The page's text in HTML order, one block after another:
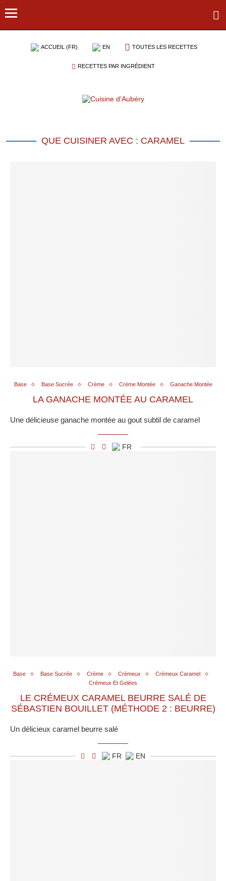
ACCUEIL (FR) EN TOUTES LES RECETTES
RECETTES PAR INGRÉDIENT
QUE CUISINER AVEC : CARAMEL
Base Base Sucrée Crème Crème Montée Ganache Montée
LA GANACHE MONTÉE AU CARAMEL
Une délicieuse ganache montée au gout subtil de caramel
FR
Base Base Sucrée Crème Crémeux
Crémeux Caramel
Crémeux Et Gelées
LE CRÉMEUX CARAMEL BEURRE SALÉ DE
SÉBASTIEN BOUILLET (MÉTHODE 2 : BEURRE)
Un délicieux caramel beurre salé
FR EN